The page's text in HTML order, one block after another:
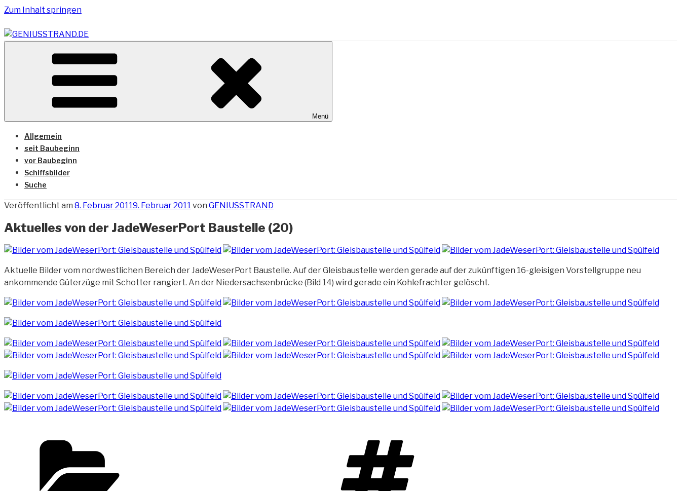
Zum Inhalt springen
GENIUSSTRAND.DE
Vom Geniusstrand zum JadeWeserPort/Container Terminal Wilhelmshaven
Menü
Allgemein
seit Baubeginn
vor Baubeginn
Schiffsbilder
Suche
Veröffentlicht am 8. Februar 20119. Februar 2011 von GENIUSSTRAND
Aktuelles von der JadeWeserPort Baustelle (20)
Aktuelle Bilder vom nordwestlichen Bereich der JadeWeserPort Baustelle. Auf der Gleisbaustelle werden gerade auf der zukünftigen 16-gleisigen Vorstellgruppe neu
ankommende Güterzüge mit Schotter rangiert. An der Niedersachsenbrücke (Bild 14) wird gerade ein Kohlefrachter gelöscht.